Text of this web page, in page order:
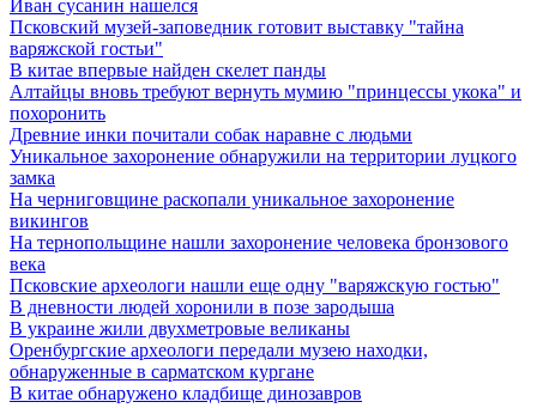
Иван сусанин нашелся
Псковский музей-заповедник готовит выставку "тайна
варяжской гостьи"
В китае впервые найден скелет панды
Алтайцы вновь требуют вернуть мумию "принцессы укока" и
похоронить
Древние инки почитали собак наравне с людьми
Уникальное захоронение обнаружили на территории луцкого
замка
На черниговщине раскопали уникальное захоронение
викингов
На тернопольщине нашли захоронение человека бронзового
века
Псковские археологи нашли еще одну "варяжскую гостью"
В дневности людей хоронили в позе зародыша
В украине жили двухметровые великаны
Оренбургские археологи передали музею находки,
обнаруженные в сарматском кургане
В китае обнаружено кладбище динозавров